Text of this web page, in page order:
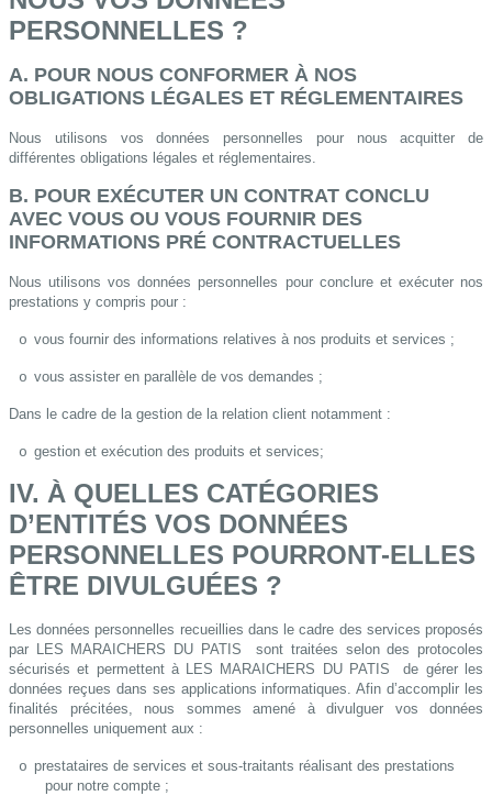
PERSONNELLES ?
A. POUR NOUS CONFORMER À NOS
OBLIGATIONS LÉGALES ET RÉGLEMENTAIRES
Nous utilisons vos données personnelles pour nous acquitter de
différentes obligations légales et réglementaires.
B. POUR EXÉCUTER UN CONTRAT CONCLU
AVEC VOUS OU VOUS FOURNIR DES
INFORMATIONS PRÉ CONTRACTUELLES
Nous utilisons vos données personnelles pour conclure et exécuter nos
prestations y compris pour :
o vous fournir des informations relatives à nos produits et services ;
o vous assister en parallèle de vos demandes ;
Dans le cadre de la gestion de la relation client notamment :
o gestion et exécution des produits et services;
IV. À QUELLES CATÉGORIES
D’ENTITÉS VOS DONNÉES
PERSONNELLES POURRONT-ELLES
ÊTRE DIVULGUÉES ?
Les données personnelles recueillies dans le cadre des services proposés
par LES MARAICHERS DU PATIS
sont traitées selon des protocoles
sécurisés et permettent à LES MARAICHERS DU PATIS
de gérer les
données reçues dans ses applications informatiques. Afin d’accomplir les
finalités précitées, nous sommes amené à divulguer vos données
personnelles uniquement aux :
o prestataires de services et sous-traitants réalisant des prestations
pour notre compte ;